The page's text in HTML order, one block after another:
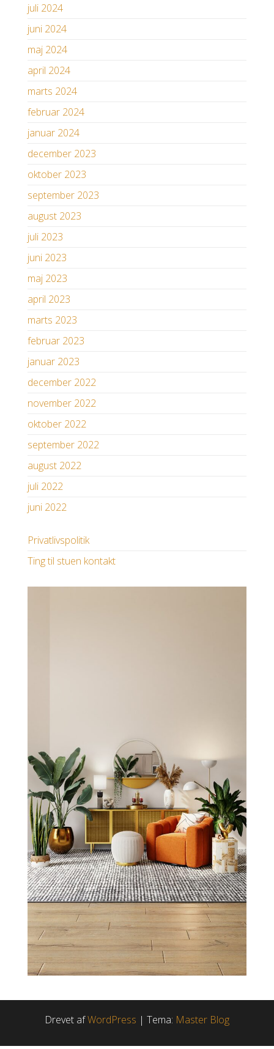
juli 2024
juni 2024
maj 2024
april 2024
marts 2024
februar 2024
januar 2024
december 2023
oktober 2023
september 2023
august 2023
juli 2023
juni 2023
maj 2023
april 2023
marts 2023
februar 2023
januar 2023
december 2022
november 2022
oktober 2022
september 2022
august 2022
juli 2022
juni 2022
Privatlivspolitik
Ting til stuen kontakt
Drevet afWordPress | Tema: Master Blog